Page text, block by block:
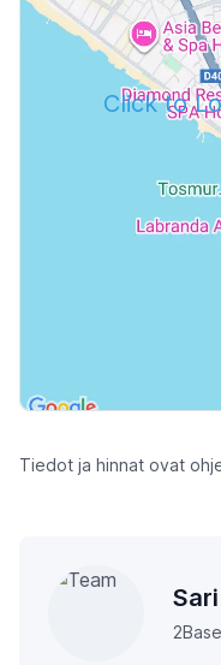
Click to
Tiedot ja hinnat ovat